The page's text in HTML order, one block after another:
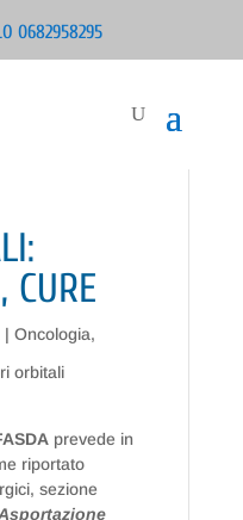
0682958295
CURE
| Oncologia,
prevede in
riportato
sezione